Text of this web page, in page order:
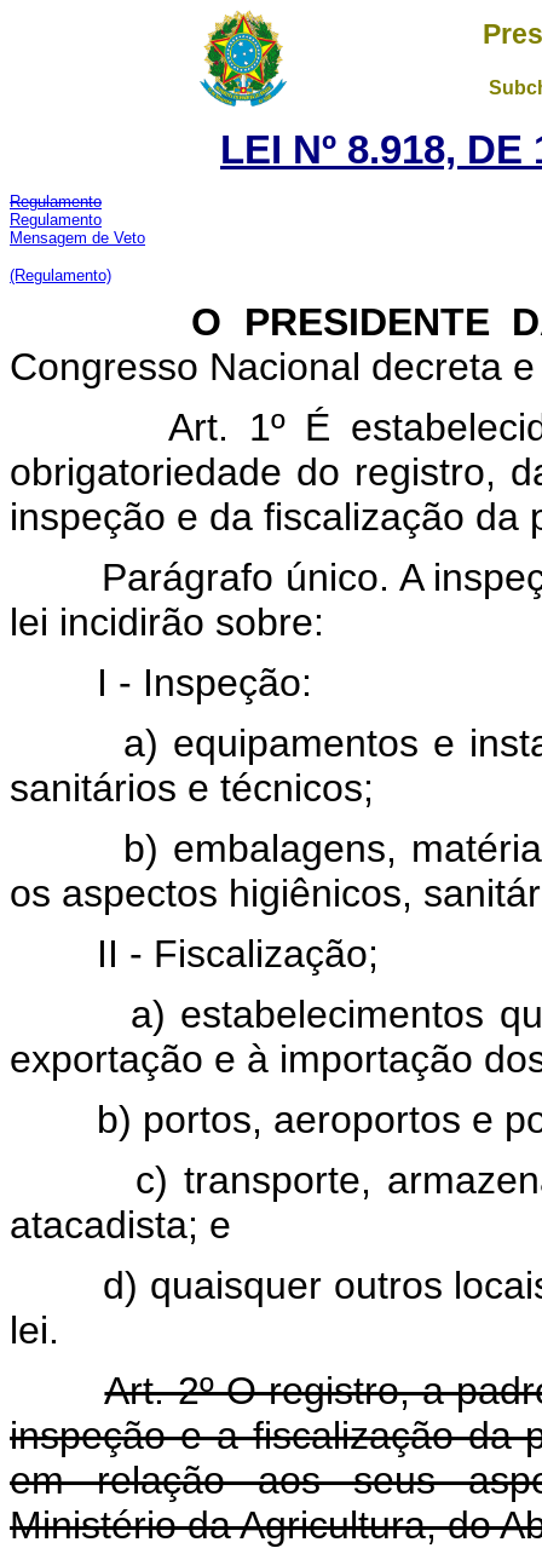
LEI Nº 8.918,
Regulamento
Regulamento
Mensagem de Veto
(Regulamento)
O PRESIDENTE DA
Congresso Nacional decreta
Art. 1º É
obrigatoriedade do registro,
inspeção e da fiscalização da
Parágrafo único. A
lei incidirão sobre:
I - Inspeção:
a) equipamentos e
sanitários e técnicos;
b) embalagens,
os aspectos higiênicos,
II - Fiscalização;
a) estabelecimentos que
exportação e à importação
b) portos, aeroportos e
c) transporte,
atacadista; e
d) quaisquer outros locais
lei.
Art. 2º O registro, a
inspeção e a fiscalização da
em relação aos seus
Ministério da Agricultura, do